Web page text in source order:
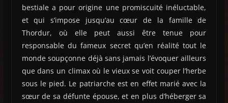
bestiale a pour origine une promiscuité inéluctable,
et qui s’impose jusqu’au cœur de la famille de
Thordur, où elle peut aussi être tenue pour
responsable du fameux secret qu’en réalité tout le
monde soupçonne déjà sans jamais l’évoquer ailleurs
que dans un climax où le vieux se voit couper l’herbe
sous le pied. Le patriarche est en effet marié avec la
sœur de sa défunte épouse, et en plus d’héberger sa